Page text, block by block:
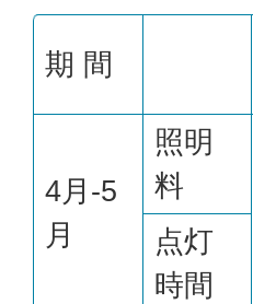
期 間
4月-5
月
照明
料
点灯
時間